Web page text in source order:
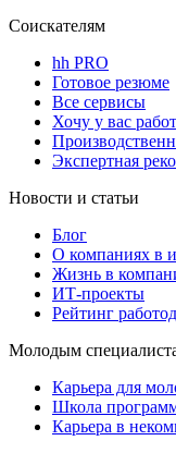
Соискателям
hh PRO
Готовое резюме
Все сервисы
Хочу у вас
Экспертная
Новости и статьи
Блог
О компаниях в
Жизнь в
ИТ-проекты
Рейтинг
Молодым
Карьера для
Школа
Карьера в